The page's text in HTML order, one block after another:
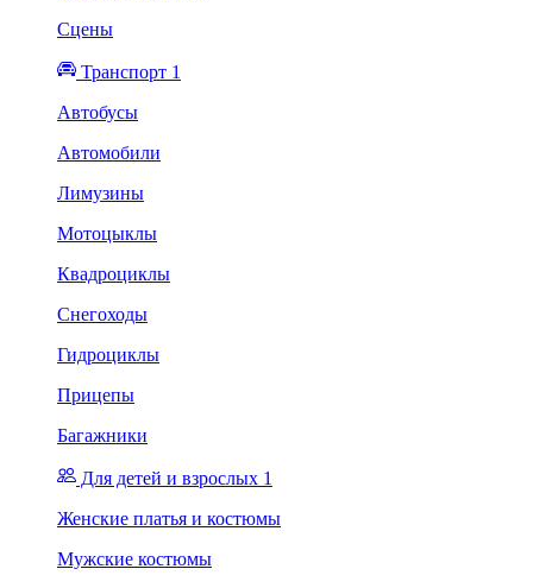
Сцены
Транспорт 1
Автобусы
Автомобили
Лимузины
Мотоцыклы
Квадроциклы
Снегоходы
Гидроциклы
Прицепы
Багажники
Для детей и взрослых 1
Женские платья и костюмы
Мужские костюмы